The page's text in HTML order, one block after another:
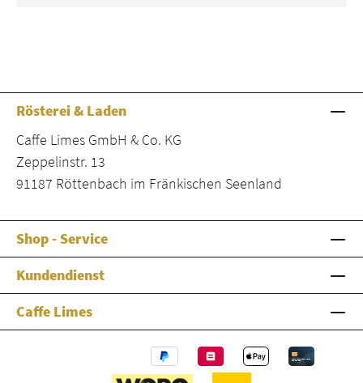
Rösterei & Laden
Caffe Limes GmbH & Co. KG
Zeppelinstr. 13
91187 Röttenbach im Fränkischen Seenland
Shop - Service
Kundendienst
Caffe Limes